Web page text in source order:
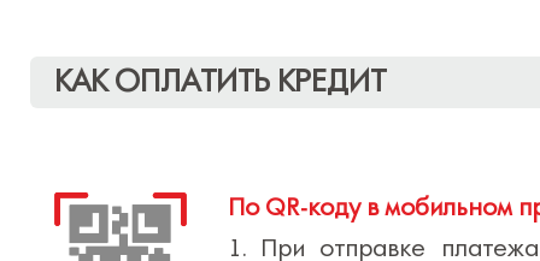
КАК ОПЛАТИТЬ КРЕДИТ
По QR-коду в мобильном
1. При отправке